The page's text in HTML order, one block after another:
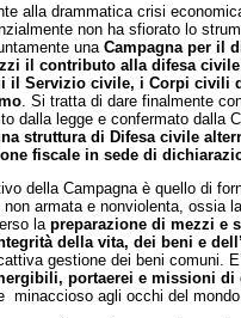
alla drammatica crisi
non ha sfiorato lo
una Campagna per il
il contributo alla difesa
il Servizio civile, i Corpi civili
. Si tratta di dare finalmente
dalla legge e confermato dalla
struttura di Difesa civile
fiscale in sede di
della Campagna è quello di
armata e nonviolenta, ossia
la preparazione di mezzi e
della vita, dei beni e
gestione dei beni comuni.
portaerei e missioni di
minaccioso agli occhi del mondo.